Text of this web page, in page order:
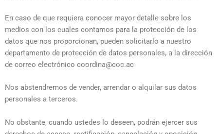
En caso de que requiera conocer mayor detalle sobre los
medios con los cuales contamos para la protección de los
datos que nos proporcionan, pueden solicitarlo a nuestro
departamento de protección de datos personales, a la dirección
de correo electrónico coordina@coc.ac
Nos abstendremos de vender, arrendar o alquilar sus datos
personales a terceros.
No obstante, cuando ustedes lo deseen, podrán ejercer sus